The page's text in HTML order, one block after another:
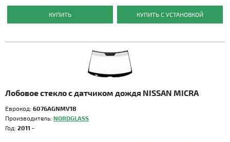
КУПИТЬ КУПИТЬ С УСТАНОВКОЙ
Лобовое стекло с датчиком дождя NISSAN MICRA
Еврокод: 6076AGNMV1B
Производитель: NORDGLASS
Год: 2011 -